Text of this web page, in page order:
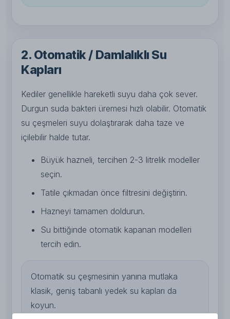
2. Otomatik / Damlalıklı Su
Kapları
Kediler genellikle hareketli suyu daha çok sever.
Durgun suda bakteri üremesi hızlı olabilir. Otomatik
su çeşmeleri suyu dolaştırarak daha taze ve
içilebilir halde tutar.
Büyük hazneli, tercihen 2-3 litrelik modeller
seçin.
Tatile çıkmadan önce filtresini değiştirin.
Hazneyi tamamen doldurun.
Su bittiğinde otomatik kapanan modelleri
tercih edin.
Otomatik su çeşmesinin yanına mutlaka
klasik, geniş tabanlı yedek su kapları da
koyun.